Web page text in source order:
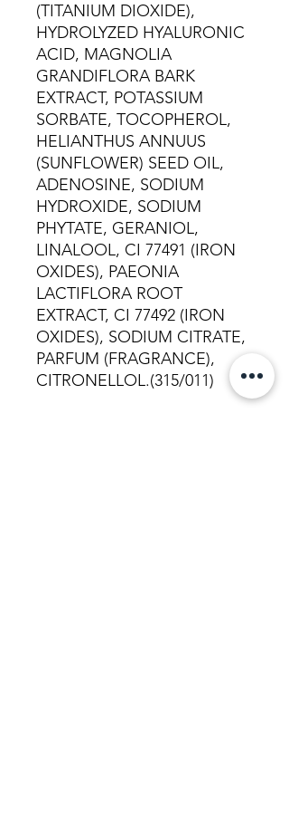
(TITANIUM DIOXIDE),
HYDROLYZED HYALURONIC
ACID, MAGNOLIA
GRANDIFLORA BARK
EXTRACT, POTASSIUM
SORBATE, TOCOPHEROL,
HELIANTHUS ANNUUS
(SUNFLOWER) SEED OIL,
ADENOSINE, SODIUM
HYDROXIDE, SODIUM
PHYTATE, GERANIOL,
LINALOOL, CI 77491 (IRON
OXIDES), PAEONIA
LACTIFLORA ROOT
EXTRACT, CI 77492 (IRON
OXIDES), SODIUM CITRATE,
PARFUM (FRAGRANCE),
CITRONELLOL.(315/011)